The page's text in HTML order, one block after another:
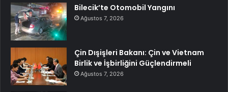
Bilecik’te Otomobil Yangını
Ağustos 7, 2026
Çin Dışişleri Bakanı: Çin ve Vietnam
Birlik ve İşbirliğini Güçlendirmeli
Ağustos 7, 2026